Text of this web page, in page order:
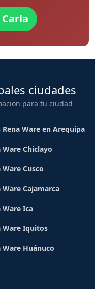
ciudades
para tu ciudad
Rena Ware en Arequipa
Ware Chiclayo
Ware Cusco
Ware Cajamarca
Ware Ica
Ware Iquitos
Ware Huánuco